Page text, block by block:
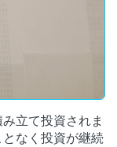
立て投資されま
なく投資が継続